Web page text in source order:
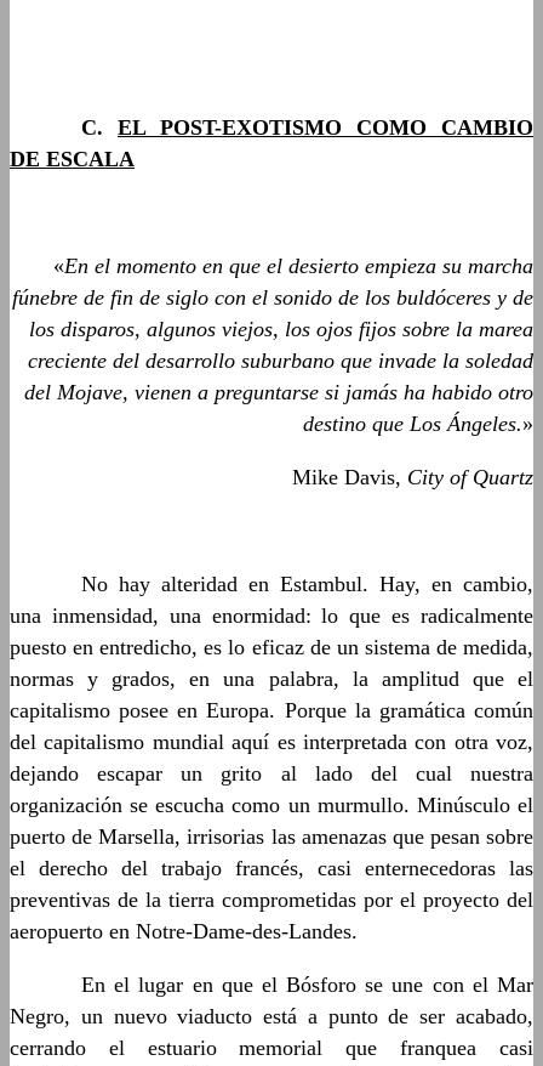
C. EL POST-EXOTISMO COMO CAMBIO
DE ESCALA
«En el momento en que el desierto empieza su marcha
fúnebre de fin de siglo con el sonido de los buldóceres y de
los disparos, algunos viejos, los ojos fijos sobre la marea
creciente del desarrollo suburbano que invade la soledad
del Mojave, vienen a preguntarse si jamás ha habido otro
destino que Los Ángeles.»
Mike Davis, City of Quartz
No hay alteridad en Estambul. Hay, en cambio,
una inmensidad, una enormidad: lo que es radicalmente
puesto en entredicho, es lo eficaz de un sistema de medida,
normas y grados, en una palabra, la amplitud que el
capitalismo posee en Europa. Porque la gramática común
del capitalismo mundial aquí es interpretada con otra voz,
dejando escapar un grito al lado del cual nuestra
organización se escucha como un murmullo. Minúsculo el
puerto de Marsella, irrisorias las amenazas que pesan sobre
el derecho del trabajo francés, casi enternecedoras las
preventivas de la tierra comprometidas por el proyecto del
aeropuerto en Notre-Dame-des-Landes.
En el lugar en que el Bósforo se une con el Mar
Negro, un nuevo viaducto está a punto de ser acabado,
cerrando el estuario memorial que franquea casi